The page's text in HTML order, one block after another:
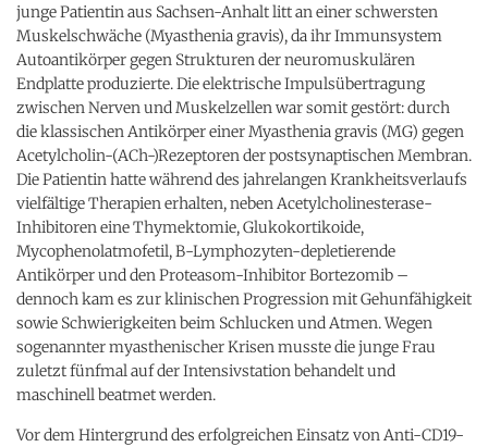
junge Patientin aus Sachsen-Anhalt litt an einer schwersten
Muskelschwäche (Myasthenia gravis), da ihr Immunsystem
Autoantikörper gegen Strukturen der neuromuskulären
Endplatte produzierte. Die elektrische Impulsübertragung
zwischen Nerven und Muskelzellen war somit gestört: durch
die klassischen Antikörper einer Myasthenia gravis (MG) gegen
Acetylcholin-(ACh-)Rezeptoren der postsynaptischen Membran.
Die Patientin hatte während des jahrelangen Krankheitsverlaufs
vielfältige Therapien erhalten, neben Acetylcholinesterase-
Inhibitoren eine Thymektomie, Glukokortikoide,
Mycophenolatmofetil, B-Lymphozyten-depletierende
Antikörper und den Proteasom-Inhibitor Bortezomib –
dennoch kam es zur klinischen Progression mit Gehunfähigkeit
sowie Schwierigkeiten beim Schlucken und Atmen. Wegen
sogenannter myasthenischer Krisen musste die junge Frau
zuletzt fünfmal auf der Intensivstation behandelt und
maschinell beatmet werden.
Vor dem Hintergrund des erfolgreichen Einsatz von Anti-CD19-